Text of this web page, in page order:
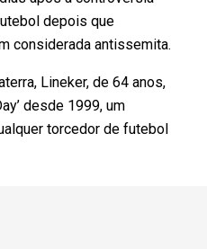
depois que
considerada antissemita.
Lineker, de 64 anos,
desde 1999, um
torcedor de futebol